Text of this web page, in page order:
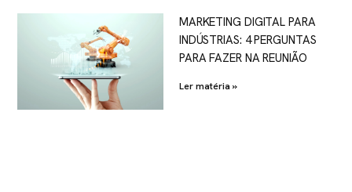
MARKETING DIGITAL PARA
INDÚSTRIAS: 4 PERGUNTAS
PARA FAZER NA REUNIÃO
Ler matéria »